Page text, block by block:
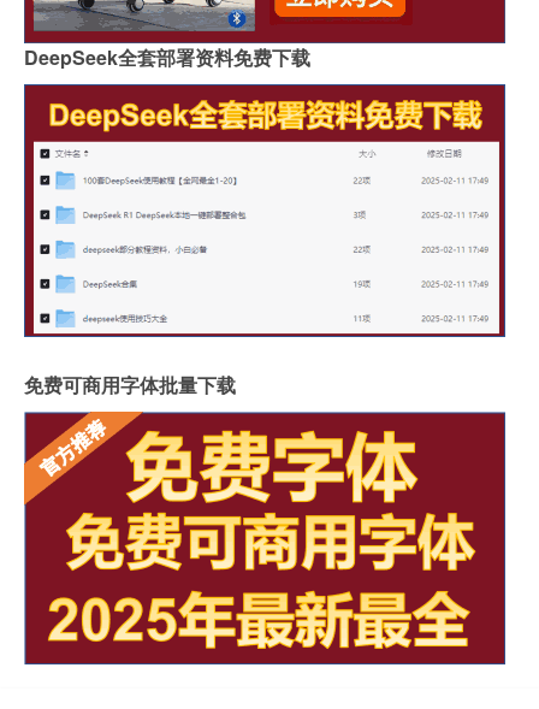
DeepSeek全套部署资料免费下载
免费可商用字体批量下载